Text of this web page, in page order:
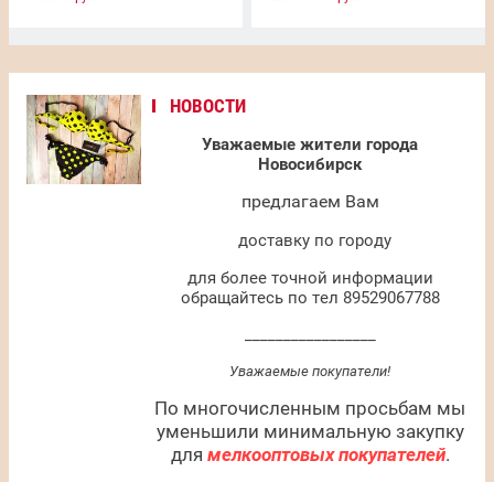
НОВОСТИ
Уважаемые жители города
Новосибирск
предлагаем Вам
доставку по городу
для более точной информации
обращайтесь по тел 89529067788
Уважаемые покупатели!
По многочисленным просьбам мы
уменьшили минимальную закупку
для мелкооптовых покупателей.